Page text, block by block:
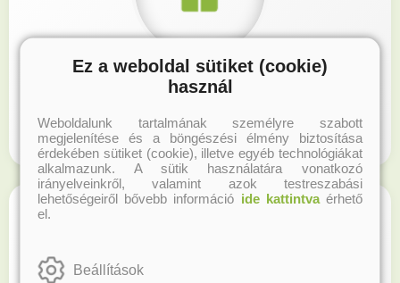
Hűségprogram
Regisztrálj honlapunkon és gyűjtsd a hűségpontokat!
Ez a weboldal sütiket (cookie)
használ
Weboldalunk tartalmának személyre szabott
megjelenítése és a böngészési élmény biztosítása
érdekében sütiket (cookie), illetve egyéb technológiákat
alkalmazunk. A sütik használatára vonatkozó
irányelveinkről, valamint azok testreszabási
lehetőségeiről bővebb információ ide kattintvaérhető
el.
Beállítások